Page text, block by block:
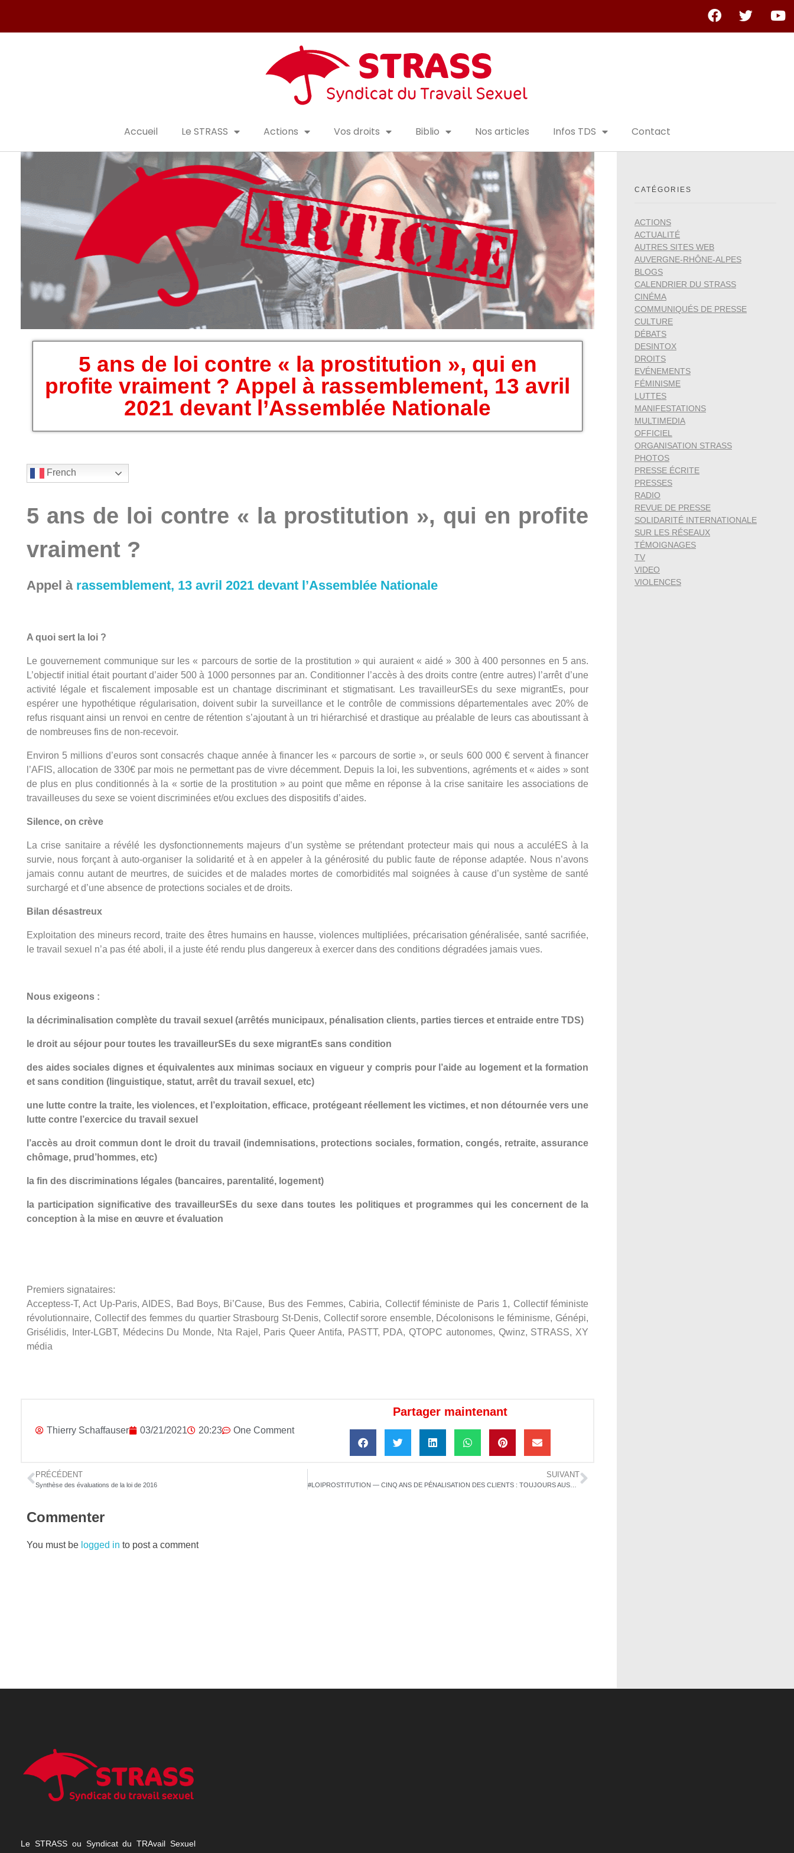
Accueil Le STRASS Actions Vos droits Biblio Nos articles Infos TDS Contact
5 ans de loi contre « la prostitution », qui en
profite vraiment ? Appel à rassemblement, 13 avril
2021 devant l’Assemblée Nationale
French
5 ans de loi contre « la prostitution », qui en profite
vraiment ?
Appel à rassemblement, 13 avril 2021 devant l’Assemblée Nationale
A quoi sert la loi ?
Le gouvernement communique sur les « parcours de sortie de la prostitution » qui auraient « aidé » 300 à 400 personnes en 5 ans.
L’objectif initial était pourtant d’aider 500 à 1000 personnes par an. Conditionner l’accès à des droits contre (entre autres) l’arrêt d’une
activité légale et fiscalement imposable est un chantage discriminant et stigmatisant. Les travailleurSEs du sexe migrantEs, pour
espérer une hypothétique régularisation, doivent subir la surveillance et le contrôle de commissions départementales avec 20% de
refus risquant ainsi un renvoi en centre de rétention s’ajoutant à un tri hiérarchisé et drastique au préalable de leurs cas aboutissant à
de nombreuses fins de non-recevoir.
Environ 5 millions d’euros sont consacrés chaque année à financer les « parcours de sortie », or seuls 600 000 € servent à financer
l’AFIS, allocation de 330€ par mois ne permettant pas de vivre décemment. Depuis la loi, les subventions, agréments et « aides » sont
de plus en plus conditionnés à la « sortie de la prostitution » au point que même en réponse à la crise sanitaire les associations de
travailleuses du sexe se voient discriminées et/ou exclues des dispositifs d’aides.
Silence, on crève
La crise sanitaire a révélé les dysfonctionnements majeurs d’un système se prétendant protecteur mais qui nous a acculéES à la
survie, nous forçant à auto-organiser la solidarité et à en appeler à la générosité du public faute de réponse adaptée. Nous n’avons
jamais connu autant de meurtres, de suicides et de malades mortes de comorbidités mal soignées à cause d’un système de santé
surchargé et d’une absence de protections sociales et de droits.
Bilan désastreux
Exploitation des mineurs record, traite des êtres humains en hausse, violences multipliées, précarisation généralisée, santé sacrifiée,
le travail sexuel n’a pas été aboli, il a juste été rendu plus dangereux à exercer dans des conditions dégradées jamais vues.
Nous exigeons :
la décriminalisation complète du travail sexuel (arrêtés municipaux, pénalisation clients, parties tierces et entraide entre TDS)
le droit au séjour pour toutes les travailleurSEs du sexe migrantEs sans condition
des aides sociales dignes et équivalentes aux minimas sociaux en vigueur y compris pour l’aide au logement et la formation
et sans condition (linguistique, statut, arrêt du travail sexuel, etc)
une lutte contre la traite, les violences, et l’exploitation, efficace, protégeant réellement les victimes, et non détournée vers une
lutte contre l’exercice du travail sexuel
l’accès au droit commun dont le droit du travail (indemnisations, protections sociales, formation, congés, retraite, assurance
chômage, prud’hommes, etc)
la fin des discriminations légales (bancaires, parentalité, logement)
la participation significative des travailleurSEs du sexe dans toutes les politiques et programmes qui les concernent de la
conception à la mise en œuvre et évaluation
Premiers signataires:
Acceptess-T, Act Up-Paris, AIDES, Bad Boys, Bi’Cause, Bus des Femmes, Cabiria, Collectif féministe de Paris 1, Collectif féministe
révolutionnaire, Collectif des femmes du quartier Strasbourg St-Denis, Collectif sorore ensemble, Décolonisons le féminisme, Génépi,
Grisélidis, Inter-LGBT, Médecins Du Monde, Nta Rajel, Paris Queer Antifa, PASTT, PDA, QTOPC autonomes, Qwinz, STRASS, XY
média
Thierry Schaffauser 03/21/2021 20:23 One Comment
Partager maintenant
PRÉCÉDENT
Synthèse des évaluations de la loi de 2016
SUIVANT
Commenter
You must be logged in to post a comment
CATÉGORIES
ACTIONS
ACTUALITÉ
AUTRES SITES WEB
AUVERGNE-RHÔNE-ALPES
BLOGS
CALENDRIER DU STRASS
CINÉMA
COMMUNIQUÉS DE PRESSE
CULTURE
DÉBATS
DESINTOX
DROITS
EVÉNEMENTS
FÉMINISME
LUTTES
MANIFESTATIONS
MULTIMEDIA
OFFICIEL
ORGANISATION STRASS
PHOTOS
PRESSE ÉCRITE
PRESSES
RADIO
REVUE DE PRESSE
SOLIDARITÉ INTERNATIONALE
SUR LES RÉSEAUX
TÉMOIGNAGES
TV
VIDEO
VIOLENCES
Le STRASS ou Syndicat du TRAvail Sexuel